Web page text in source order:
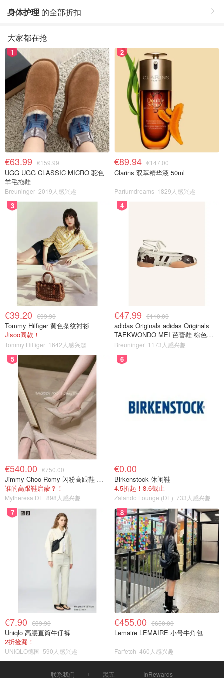
身体护理 的全部折扣
大家都在抢
1
€63.99 €159.99
UGG UGG CLASSIC MICRO 驼色
羊毛拖鞋
Breuninger 2019人感兴趣
2
€89.94 €147.00
Clarins 双萃精华液 50ml
Parfumdreams 1829人感兴趣
3
€39.20 €99.90
Tommy Hilfiger 黄色条纹衬衫
Jisoo同款！
Tommy Hilfiger 1642人感兴趣
4
€47.99 €110.00
adidas Originals adidas Originals
TAEKWONDO MEI 芭蕾鞋 棕色米
色
Breuninger 1173人感兴趣
5
€540.00 €750.00
Jimmy Choo Romy 闪粉高跟鞋 米金色
谁的高跟鞋启蒙？！
Mytheresa DE 898人感兴趣
6
€0.00
Birkenstock 休闲鞋
4.5折起！8.6截止
Zalando Lounge (DE) 733人感兴趣
7
€7.90 €39.90
Uniqlo 高腰直筒牛仔裤
2折捡漏！
UNIQLO德国 590人感兴趣
8
€455.00 €650.00
Lemaire LEMAIRE 小号牛角包
Farfetch 460人感兴趣
联系我们 黑五 InRewards